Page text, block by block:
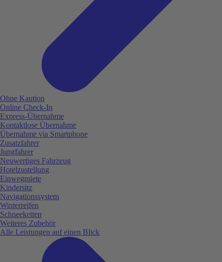
Ohne Kaution
Online Check-In
Express-Übernahme
Kontaktlose Übernahme
Übernahme via Smartphone
Zusatzfahrer
Jungfahrer
Neuwertiges Fahrzeug
Hotelzustellung
Einwegmiete
Kindersitz
Navigationssystem
Winterreifen
Schneeketten
Weiteres Zubehör
Alle Leistungen auf einen Blick